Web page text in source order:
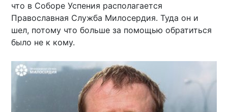
что в Соборе Успения располагается
Православная Служба Милосердия. Туда он и
шел, потому что больше за помощью обратиться
было не к кому.